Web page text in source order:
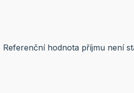
hodnota příjmu není